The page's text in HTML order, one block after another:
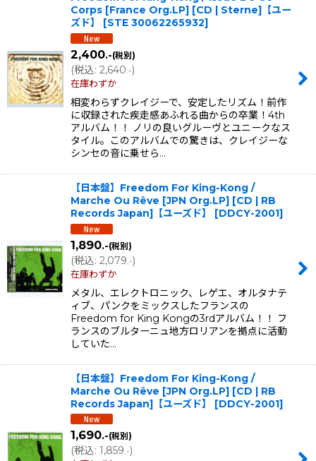
Corps [France Org.LP] [CD | Sterne]【ユー
ズド】
[STE 30062265932]
2,400.-(税別)
(税込: 2,640 .-)
在庫わずか
相変わらずクレイジーで、安定したリズム！前作
に収録された疾走感あふれる曲からの卒業！4th
アルバム！！ ノリの良いグルーヴとユニークなス
タイル。このアルバムでの驚きは、クレイジーな
シンセの音に乗せら…
【日本盤】Freedom For King-Kong /
Marche Ou Rêve [JPN Org.LP] [CD | RB
Records Japan]【ユーズド】
[DDCY-2001]
1,890.-(税別)
(税込: 2,079 .-)
在庫わずか
メタル、エレクトロニック、レゲエ、オルタナテ
ィブ、パンクをミックスしたフランスの
Freedom for King Kongの3rdアルバム！！ フ
ランスのブルターニュ地方ロリアンを拠点に活動
していた…
【日本盤】Freedom For King-Kong /
Marche Ou Rêve [JPN Org.LP] [CD | RB
Records Japan]【ユーズド】
[DDCY-2001]
1,690.-(税別)
(税込: 1,859.-)